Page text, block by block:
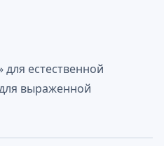
естественной
выраженной